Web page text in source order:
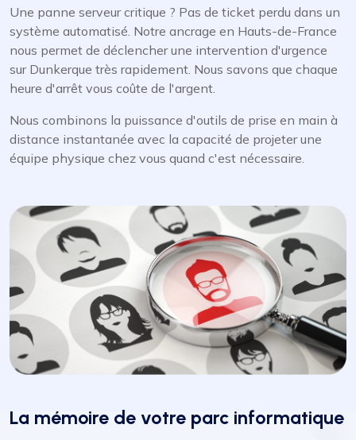
Une panne serveur critique ? Pas de ticket perdu dans un
système automatisé. Notre ancrage en Hauts-de-France
nous permet de déclencher une intervention d'urgence
sur Dunkerque très rapidement. Nous savons que chaque
heure d'arrêt vous coûte de l'argent.
Nous combinons la puissance d'outils de prise en main à
distance instantanée avec la capacité de projeter une
équipe physique chez vous quand c'est nécessaire.
La mémoire de votre parc informatique